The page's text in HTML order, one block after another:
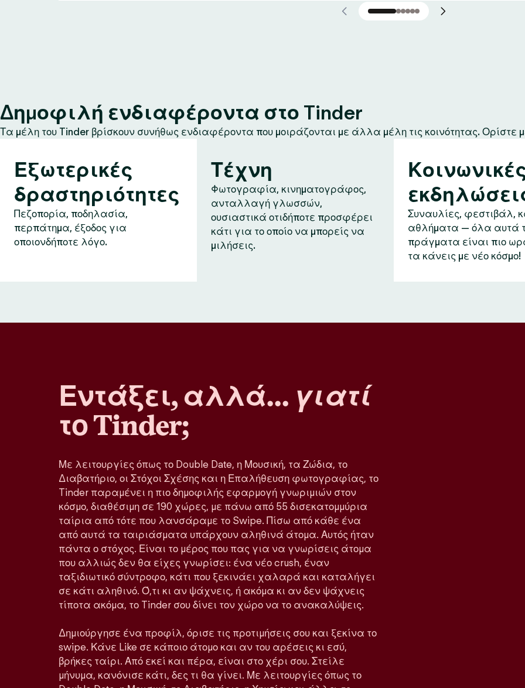
Δημοφιλή ενδιαφέροντα στο Tinder
Τα μέλη του Tinder βρίσκουν συνήθως ενδιαφέροντα που μοιράζονται με άλλα μέλη τις κοινότητας. Ορίστε
Εξωτερικές
δραστηριότητες
Πεζοπορία, ποδηλασία,
περπάτημα, έξοδος για
οποιονδήποτε λόγο.
Τέχνη
Φωτογραφία, κινηματογράφος,
ανταλλαγή γλωσσών,
ουσιαστικά οτιδήποτε προσφέρει
κάτι για το οποίο να μπορείς να
μιλήσεις.
Συναυλίες, φεστιβάλ,
αθλήματα — όλα αυτά
πράγματα είναι πιο
τα κάνεις με νέο κόσμο!
Εντάξει, αλλά…γιατί
το Tinder;
Με λειτουργίες όπως το Double Date, η Μουσική, τα Ζώδια, το
Διαβατήριο, οι Στόχοι Σχέσης και η Επαλήθευση φωτογραφίας, το
Tinder παραμένει η πιο δημοφιλής εφαρμογή γνωριμιών στον
κόσμο, διαθέσιμη σε 190 χώρες, με πάνω από 55 δισεκατομμύρια
ταίρια από τότε που λανσάραμε το Swipe. Πίσω από κάθε ένα
από αυτά τα ταιριάσματα υπάρχουν αληθινά άτομα. Αυτός ήταν
πάντα ο στόχος. Είναι το μέρος που πας για να γνωρίσεις άτομα
που αλλιώς δεν θα είχες γνωρίσει: ένα νέο crush, έναν
ταξιδιωτικό σύντροφο, κάτι που ξεκινάει χαλαρά και καταλήγει
σε κάτι αληθινό. Ό,τι κι αν ψάχνεις, ή ακόμα κι αν δεν ψάχνεις
τίποτα ακόμα, το Tinder σου δίνει τον χώρο να το ανακαλύψεις.
Δημιούργησε ένα προφίλ, όρισε τις προτιμήσεις σου και ξεκίνα το
swipe. Κάνε Like σε κάποιο άτομο και αν του αρέσεις κι εσύ,
βρήκες ταίρι. Από εκεί και πέρα, είναι στο χέρι σου. Στείλε
μήνυμα, κανόνισε κάτι, δες τι θα γίνει. Με λειτουργίες όπως το